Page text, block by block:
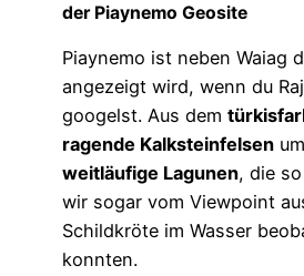
der Piaynemo Geosite
Piaynemo ist neben Waiag
angezeigt wird, wenn du
googelst. Aus dem
ragende Kalksteinfelsen
weitläufige Lagunen, die
wir sogar vom Viewpoint
Schildkröte im Wasser
konnten.